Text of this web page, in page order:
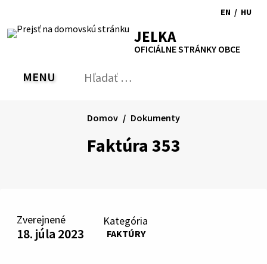
obsah
RSS MapaTlačiť
Zvýšiť
kontrast
písmapísma
EN
to
/ HU
JELKA
OFICIÁLNE STRÁNKY OBCE
PREPNÚŤ
MENU Hľadať:
Faktúra 353
Domov Dokumenty
Zverejnené
18. júla 2023
Kategória
FAKTÚRY